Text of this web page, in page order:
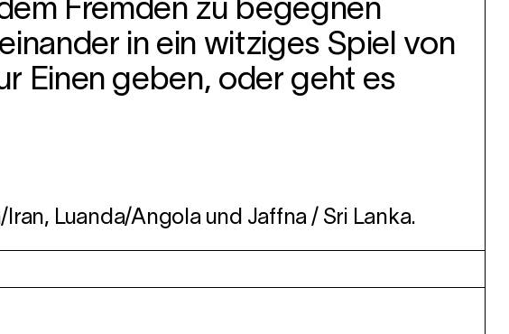
Fremden zu begegnen
in ein witziges Spiel von
Einen geben, oder geht es
Luanda/Angola und Jaffna / Sri Lanka.